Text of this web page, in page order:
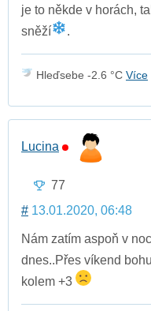
je to někde v horách,
sněží
.
Hleďsebe -2.6 °C Více
Lucina
77
# 13.01.2020, 06:48
Nám zatím aspoň v
dnes..Přes víkend
kolem +3